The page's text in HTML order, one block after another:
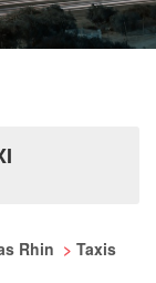
Rhin > Taxis